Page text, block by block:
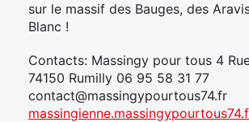
sur le massif des Bauges, des
Blanc !
Contacts: Massingy pour tous 4
74150 Rumilly 06 95 58 31 77
contact@massingypourtous74.fr